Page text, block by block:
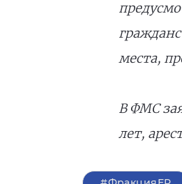
места,
В ФМС
лет,